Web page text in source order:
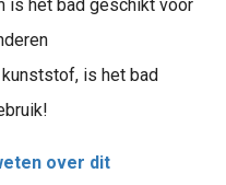
is het bad geschikt voor
is het bad
over dit